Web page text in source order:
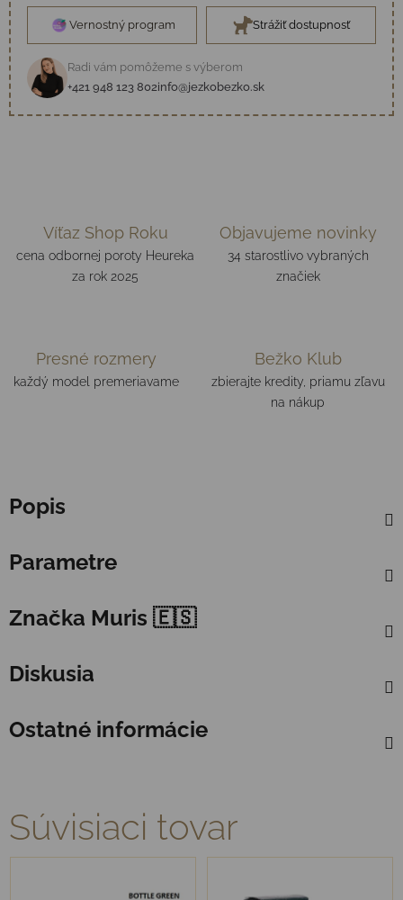
Vernostný program Strážiť dostupnosť
Radi vám pomôžeme s výberom
+421 948 123 802info@jezkobezko.sk
Víťaz Shop Roku
cena odbornej poroty Heureka
za rok 2025
Objavujeme novinky
34 starostlivo vybraných
značiek
Presné rozmery
každý model premeriavame
Bežko Klub
zbierajte kredity, priamu zľavu
na nákup
Popis
Parametre
Značka Muris 🇪🇸
Diskusia
Ostatné informácie
Súvisiaci tovar